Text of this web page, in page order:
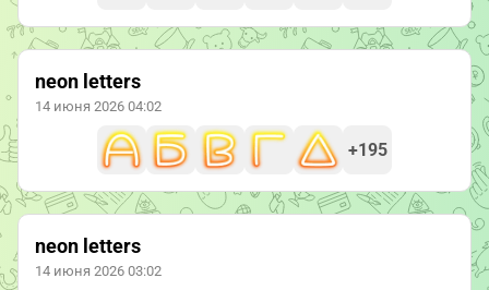
neon letters
14 июня 2026 04:02
+195
neon letters
14 июня 2026 03:02